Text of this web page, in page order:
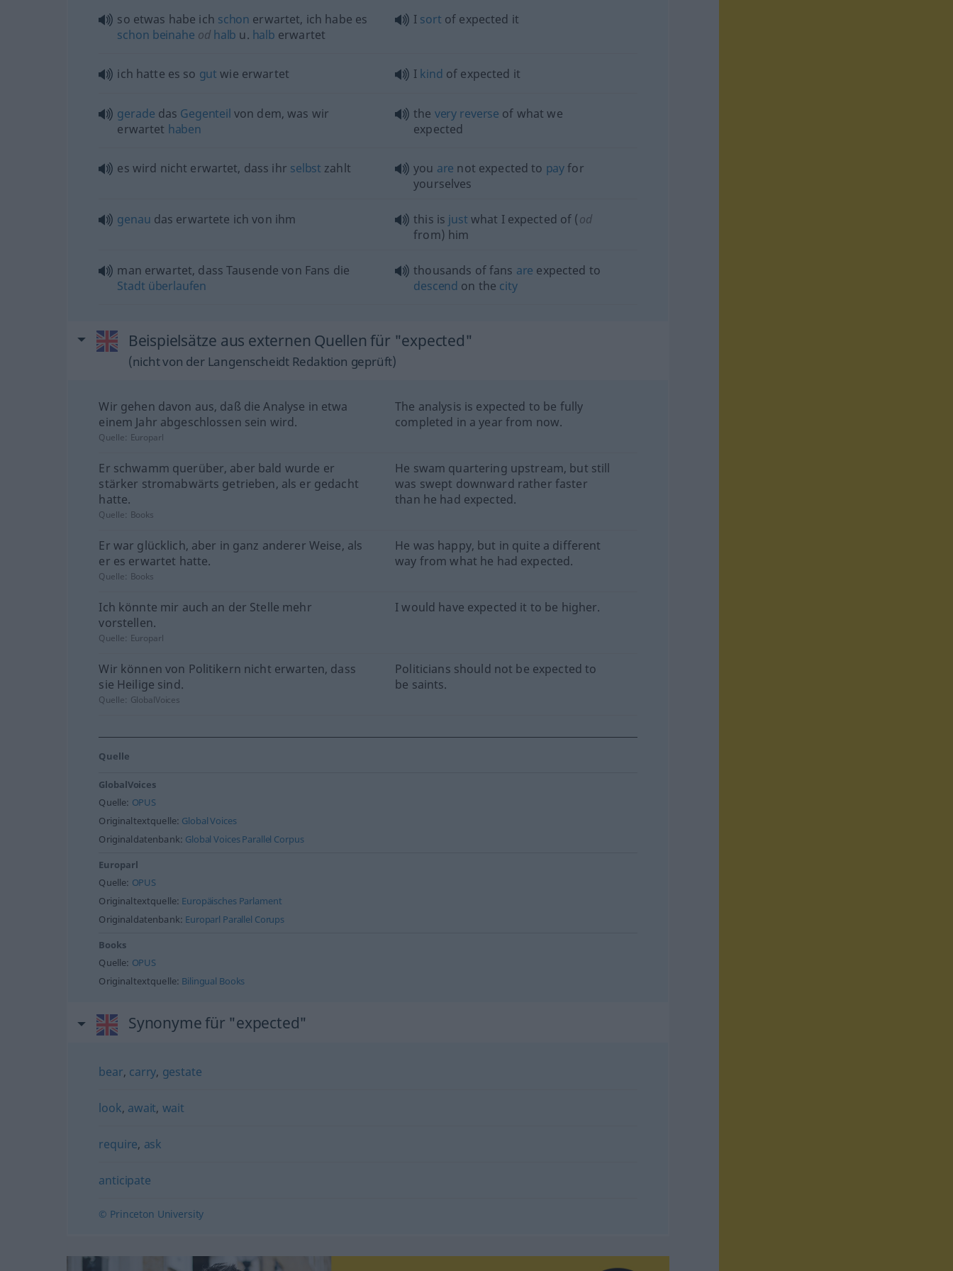
so etwas habe ich schon erwartet, ich habe es
schon beinahe od halb u. halb erwartet
I sort of expected it
ich hatte es so gut wie erwartet I kind of expected it
gerade das Gegenteil von dem, was wir
erwartet haben
the very reverse of what we
expected
es wird nicht erwartet, dass ihr selbst zahlt you are not expected to payfor
yourselves
genau das erwartete ich von ihm this is just what I expected of (od
from) him
man erwartet, dass Tausende von Fans die
Stadt überlaufen
thousands of fans are expected to
descend on the city
Beispielsätze aus externen Quellen für "expected"
(nicht von der Langenscheidt Redaktion geprüft)
Wir gehen davon aus, daß die Analyse in etwa
einem Jahr abgeschlossen sein wird.
The analysis is expected to be fully
completed in a year from now.
Quelle: Europarl
Er schwamm querüber, aber bald wurde er
stärker stromabwärts getrieben, als er gedacht
hatte.
He swam quartering upstream, but still
was swept downward rather faster
than he had expected.
Quelle: Books
Er war glücklich, aber in ganz anderer Weise, als
er es erwartet hatte.
He was happy, but in quite a different
way from what he had expected.
Quelle: Books
Ich könnte mir auch an der Stelle mehr
vorstellen.
I would have expected it to be higher.
Quelle: Europarl
Wir können von Politikern nicht erwarten, dass
sie Heilige sind.
Politicians should not be expected to
be saints.
Quelle: GlobalVoices
Quelle
GlobalVoices
Quelle: OPUS
Originaltextquelle: Global Voices
Originaldatenbank: Global Voices Parallel Corpus
Europarl
Quelle: OPUS
Originaltextquelle: Europäisches Parlament
Originaldatenbank: Europarl Parallel Corups
Books
Quelle: OPUS
Originaltextquelle: Bilingual Books
Synonyme für "expected"
bear, carry, gestate
look, await, wait
require, ask
anticipate
© Princeton University